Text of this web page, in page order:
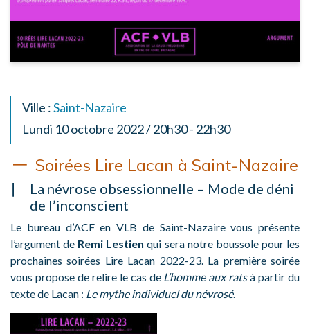
Ville :Saint-Nazaire
Lundi 10 octobre 2022 / 20h30 - 22h30
Soirées Lire Lacan à Saint-Nazaire
La névrose obsessionnelle – Mode de déni
de l’inconscient
Le bureau d’ACF en VLB de Saint-Nazaire vous présente
l’argument de Remi Lestien qui sera notre boussole pour les
prochaines soirées Lire Lacan 2022-23. La première soirée
vous propose de relire le cas de L’homme aux ratsà partir du
texte de Lacan : Le mythe individuel du névrosé.